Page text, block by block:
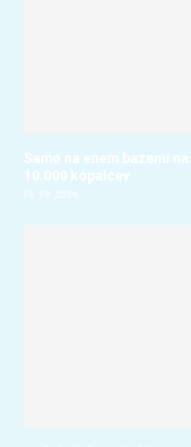
Samo na enem bazenu
10.000 kopalcev
06. 08. 2026